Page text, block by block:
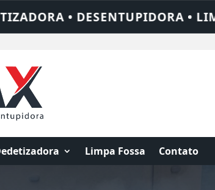
DE FOSSA • 24 HORAS
Limpa Fossa Contato